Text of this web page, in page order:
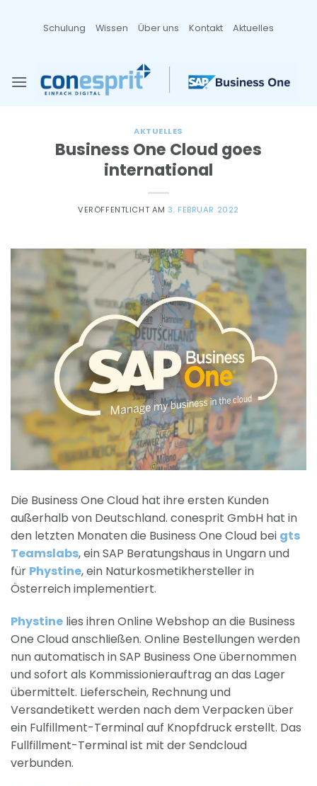
Schulung Wissen Über uns Kontakt Aktuelles
AKTUELLES
Business One Cloud goes
international
VERÖFFENTLICHT AM3. FEBRUAR 2022
Die Business One Cloud hat ihre ersten Kunden
außerhalb von Deutschland. conesprit GmbH hat in
den letzten Monaten die Business One Cloud bei gts
Teamslabs, ein SAP Beratungshaus in Ungarn und
für Phystine, ein Naturkosmetikhersteller in
Österreich implementiert.
Phystine lies ihren Online Webshop an die Business
One Cloud anschließen. Online Bestellungen werden
nun automatisch in SAP Business One übernommen
und sofort als Kommissionierauftrag an das Lager
übermittelt. Lieferschein, Rechnung und
Versandetikett werden nach dem Verpacken über
ein Fulfillment-Terminal auf Knopfdruck erstellt. Das
Fullfillment-Terminal ist mit der Sendcloud
verbunden.